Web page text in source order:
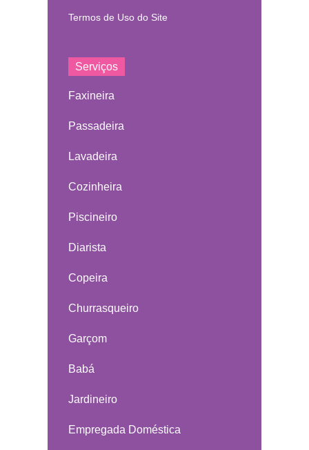
Termos de Uso do Site
Serviços
Faxineira
Passadeira
Lavadeira
Cozinheira
Piscineiro
Diarista
Copeira
Churrasqueiro
Garçom
Babá
Jardineiro
Empregada Doméstica